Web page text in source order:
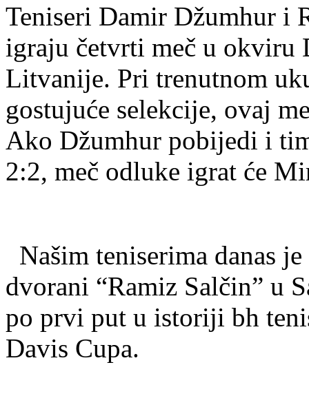
Teniseri Damir Džumhur i
igraju četvrti meč u okviru
Litvanije. Pri trenutnom
gostujuće selekcije, ovaj
Ako Džumhur pobijedi i
2:2, meč odluke igrat će
Našim teniserima danas
dvorani “Ramiz Salčin” u
po prvi put u istoriji bh
Davis Cupa.